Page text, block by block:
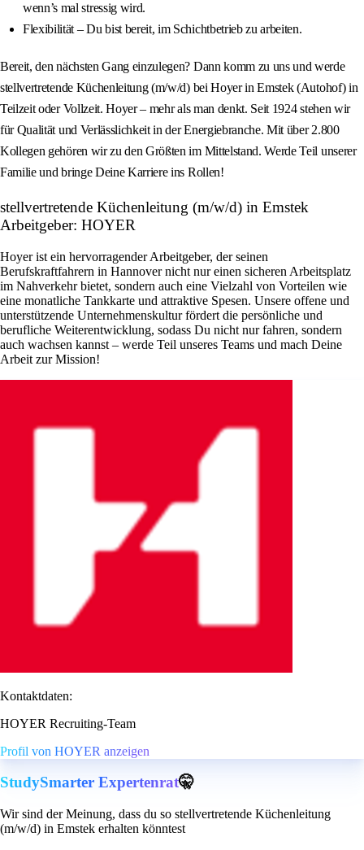
wenn’s mal stressig wird.
Flexibilität – Du bist bereit, im Schichtbetrieb zu arbeiten.
Bereit, den nächsten Gang einzulegen? Dann komm zu uns und werde
stellvertretende Küchenleitung (m/w/d) bei Hoyer in Emstek (Autohof) in
Teilzeit oder Vollzeit. Hoyer – mehr als man denkt. Seit 1924 stehen wir
für Qualität und Verlässlichkeit in der Energiebranche. Mit über 2.800
Kollegen gehören wir zu den Größten im Mittelstand. Werde Teil unserer
Familie und bringe Deine Karriere ins Rollen!
stellvertretende Küchenleitung (m/w/d) in Emstek
Arbeitgeber: HOYER
Hoyer ist ein hervorragender Arbeitgeber, der seinen
Berufskraftfahrern in Hannover nicht nur einen sicheren Arbeitsplatz
im Nahverkehr bietet, sondern auch eine Vielzahl von Vorteilen wie
eine monatliche Tankkarte und attraktive Spesen. Unsere offene und
unterstützende Unternehmenskultur fördert die persönliche und
berufliche Weiterentwicklung, sodass Du nicht nur fahren, sondern
auch wachsen kannst – werde Teil unseres Teams und mach Deine
Arbeit zur Mission!
Kontaktdaten:
HOYER Recruiting-Team
Profil von HOYER anzeigen
StudySmarter Expertenrat🤫
Wir sind der Meinung, dass du so stellvertretende Küchenleitung
(m/w/d) in Emstek erhalten könntest